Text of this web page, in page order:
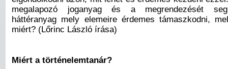
megalapozó joganyag és a megrendezését
háttéranyag mely elemeire érdemes támaszkodni,
miért? (Lőrinc László írása)
Miért a történelemtanár?